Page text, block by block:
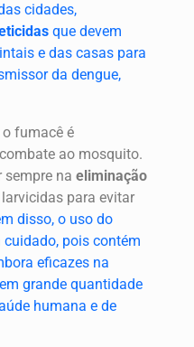
cidades,
que devem
e das casas para
da dengue,
fumacê é
ao mosquito.
sempre na eliminação
para evitar
disso, o uso do
pois contém
eficazes na
grande quantidade
humana e de